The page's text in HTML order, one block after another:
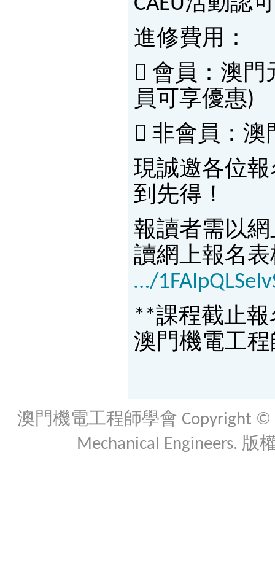
進修費用：
 會員：澳門
員可享優惠)
 非會員：澳
現誠邀各位
到先得！
報讀者需以
讀網上報名
…/
**課程截止報
澳門機電工
澳門機電工程師學會 Copyright ©
Mechanical Engineers. 版